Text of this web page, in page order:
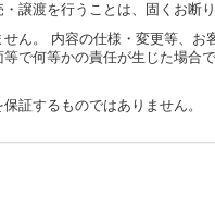
譲渡を行うことは、固くお断り
ん。 内容の仕様・変更等、お
で何等かの責任が生じた場合
証するものではありません。